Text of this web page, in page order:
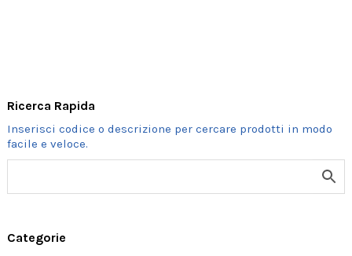
Ricerca Rapida
Categorie